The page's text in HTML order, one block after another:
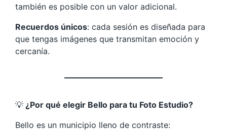
también es posible con un valor adicional.
Recuerdos únicos: cada sesión es diseñada para
que tengas imágenes que transmitan emoción y
cercanía.
💡 ¿Por qué elegir Bello para tu Foto Estudio?
Bello es un municipio lleno de contraste: